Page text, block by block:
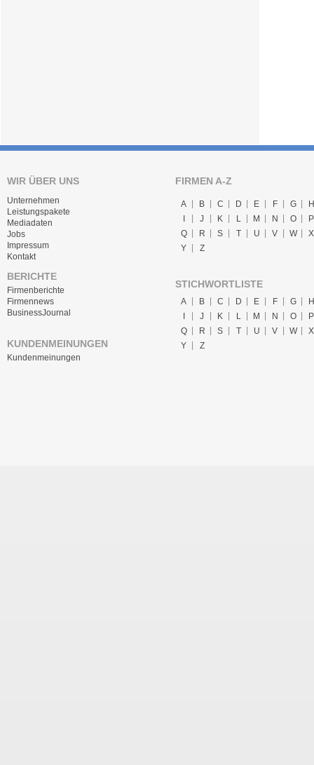
WIR ÜBER UNS
Unternehmen
Leistungspakete
Mediadaten
Jobs
Impressum
Kontakt
BERICHTE
Firmenberichte
Firmennews
BusinessJournal
KUNDENMEINUNGEN
Kundenmeinungen
FIRMEN A-Z
A B C D E F G
H
J K L M N O
P
Q
R S T U V W
X
Y
Z
STICHWORTLISTE
A B C D E F G
H
I
J K L M N O
P
Q
R S T U V W
X
Y
Z